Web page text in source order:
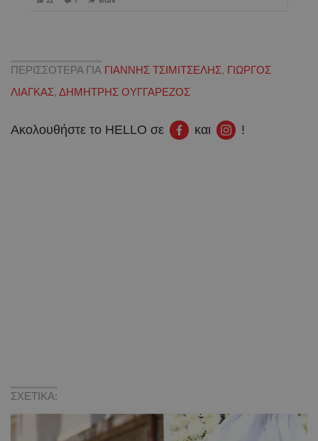
ΠΕΡΙΣΣΟΤΕΡΑ ΓΙΑ ΓΙΑΝΝΗΣ ΤΣΙΜΙΤΣΕΛΗΣ, ΓΙΩΡΓΟΣ
ΛΙΑΓΚΑΣ, ΔΗΜΗΤΡΗΣ ΟΥΓΓΑΡΕΖΟΣ
Ακολουθήστε το HELLO σε και !
ΣΧΕΤΙΚΑ: